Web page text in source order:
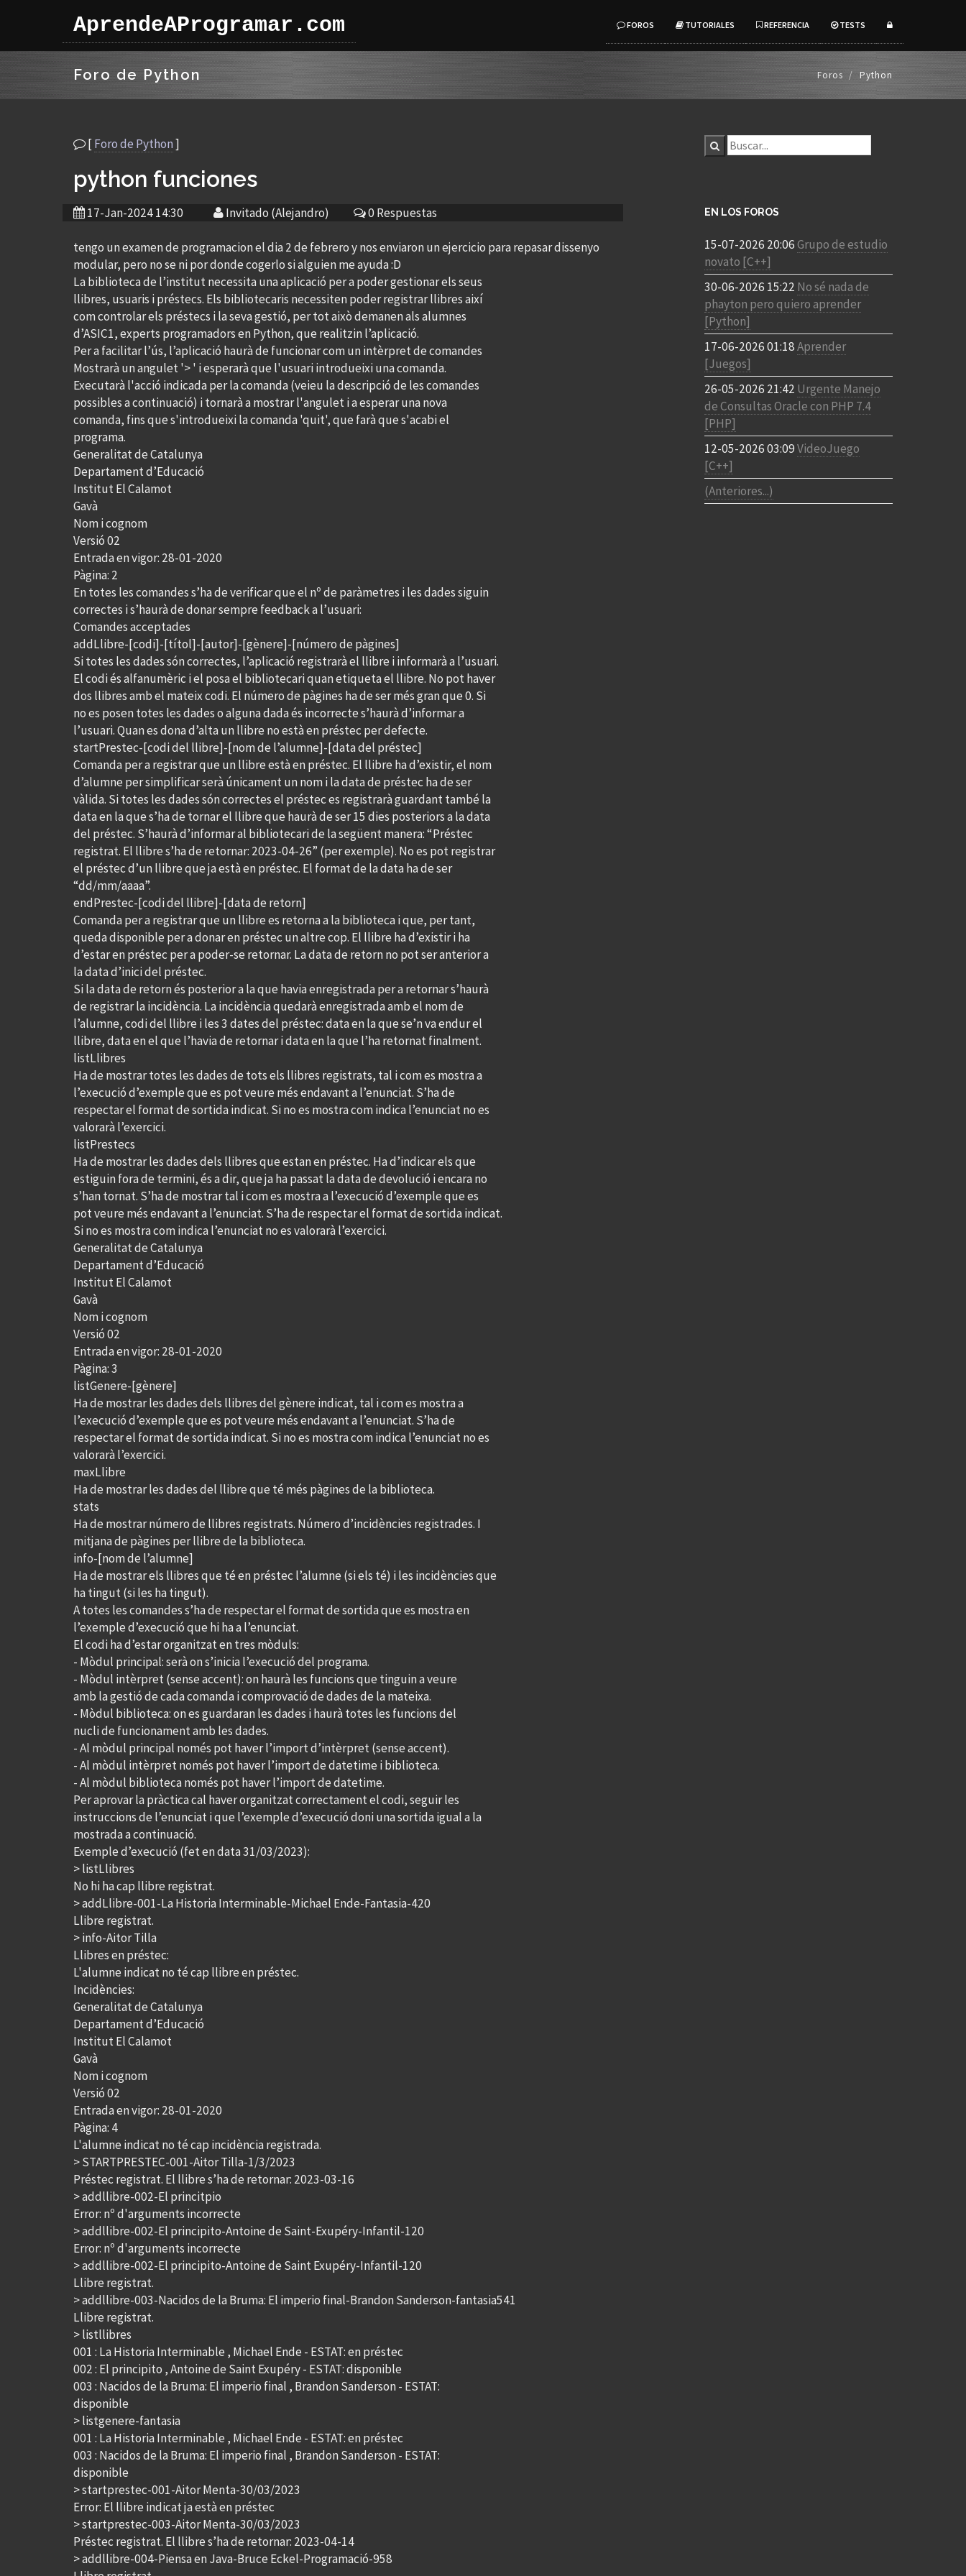
AprendeAProgramar.com FOROS TUTORIALES REFERENCIA TESTS
Foro de Python Foros Python
[Foro de Python]
python funciones
17-Jan-2024 14:30 Invitado (Alejandro) 0 Respuestas
tengo un examen de programacion el dia 2 de febrero y nos enviaron un ejercicio para repasar dissenyo
modular, pero no se ni por donde cogerlo si alguien me ayuda :D
La biblioteca de l’institut necessita una aplicació per a poder gestionar els seus
llibres, usuaris i préstecs. Els bibliotecaris necessiten poder registrar llibres així
com controlar els préstecs i la seva gestió, per tot això demanen als alumnes
d’ASIC1, experts programadors en Python, que realitzin l’aplicació.
Per a facilitar l’ús, l’aplicació haurà de funcionar com un intèrpret de comandes
Mostrarà un angulet '> ' i esperarà que l'usuari introdueixi una comanda.
Executarà l'acció indicada per la comanda (veieu la descripció de les comandes
possibles a continuació) i tornarà a mostrar l'angulet i a esperar una nova
comanda, fins que s'introdueixi la comanda 'quit', que farà que s'acabi el
programa.
Generalitat de Catalunya
Departament d’Educació
Institut El Calamot
Gavà
Nom i cognom
Versió 02
Entrada en vigor: 28-01-2020
Pàgina: 2
En totes les comandes s’ha de verificar que el nº de paràmetres i les dades siguin
correctes i s’haurà de donar sempre feedback a l’usuari:
Comandes acceptades
addLlibre-[codi]-[títol]-[autor]-[gènere]-[número de pàgines]
Si totes les dades són correctes, l’aplicació registrarà el llibre i informarà a l’usuari.
El codi és alfanumèric i el posa el bibliotecari quan etiqueta el llibre. No pot haver
dos llibres amb el mateix codi. El número de pàgines ha de ser més gran que 0. Si
no es posen totes les dades o alguna dada és incorrecte s’haurà d’informar a
l’usuari. Quan es dona d’alta un llibre no està en préstec per defecte.
startPrestec-[codi del llibre]-[nom de l’alumne]-[data del préstec]
Comanda per a registrar que un llibre està en préstec. El llibre ha d’existir, el nom
d’alumne per simplificar serà únicament un nom i la data de préstec ha de ser
vàlida. Si totes les dades són correctes el préstec es registrarà guardant també la
data en la que s’ha de tornar el llibre que haurà de ser 15 dies posteriors a la data
del préstec. S’haurà d’informar al bibliotecari de la següent manera: “Préstec
registrat. El llibre s’ha de retornar: 2023-04-26” (per exemple). No es pot registrar
el préstec d’un llibre que ja està en préstec. El format de la data ha de ser
“dd/mm/aaaa”.
endPrestec-[codi del llibre]-[data de retorn]
Comanda per a registrar que un llibre es retorna a la biblioteca i que, per tant,
queda disponible per a donar en préstec un altre cop. El llibre ha d’existir i ha
d’estar en préstec per a poder-se retornar. La data de retorn no pot ser anterior a
la data d’inici del préstec.
Si la data de retorn és posterior a la que havia enregistrada per a retornar s’haurà
de registrar la incidència. La incidència quedarà enregistrada amb el nom de
l’alumne, codi del llibre i les 3 dates del préstec: data en la que se’n va endur el
llibre, data en el que l’havia de retornar i data en la que l’ha retornat finalment.
listLlibres
Ha de mostrar totes les dades de tots els llibres registrats, tal i com es mostra a
l’execució d’exemple que es pot veure més endavant a l’enunciat. S’ha de
respectar el format de sortida indicat. Si no es mostra com indica l’enunciat no es
valorarà l’exercici.
listPrestecs
Ha de mostrar les dades dels llibres que estan en préstec. Ha d’indicar els que
estiguin fora de termini, és a dir, que ja ha passat la data de devolució i encara no
s’han tornat. S’ha de mostrar tal i com es mostra a l’execució d’exemple que es
pot veure més endavant a l’enunciat. S’ha de respectar el format de sortida indicat.
Si no es mostra com indica l’enunciat no es valorarà l’exercici.
Generalitat de Catalunya
Departament d’Educació
Institut El Calamot
Gavà
Nom i cognom
Versió 02
Entrada en vigor: 28-01-2020
Pàgina: 3
listGenere-[gènere]
Ha de mostrar les dades dels llibres del gènere indicat, tal i com es mostra a
l’execució d’exemple que es pot veure més endavant a l’enunciat. S’ha de
respectar el format de sortida indicat. Si no es mostra com indica l’enunciat no es
valorarà l’exercici.
maxLlibre
Ha de mostrar les dades del llibre que té més pàgines de la biblioteca.
stats
Ha de mostrar número de llibres registrats. Número d’incidències registrades. I
mitjana de pàgines per llibre de la biblioteca.
info-[nom de l’alumne]
Ha de mostrar els llibres que té en préstec l’alumne (si els té) i les incidències que
ha tingut (si les ha tingut).
A totes les comandes s’ha de respectar el format de sortida que es mostra en
l’exemple d’execució que hi ha a l’enunciat.
El codi ha d’estar organitzat en tres mòduls:
- Mòdul principal: serà on s’inicia l’execució del programa.
- Mòdul intèrpret (sense accent): on haurà les funcions que tinguin a veure
amb la gestió de cada comanda i comprovació de dades de la mateixa.
- Mòdul biblioteca: on es guardaran les dades i haurà totes les funcions del
nucli de funcionament amb les dades.
- Al mòdul principal només pot haver l’import d’intèrpret (sense accent).
- Al mòdul intèrpret només pot haver l’import de datetime i biblioteca.
- Al mòdul biblioteca només pot haver l’import de datetime.
Per aprovar la pràctica cal haver organitzat correctament el codi, seguir les
instruccions de l’enunciat i que l’exemple d’execució doni una sortida igual a la
mostrada a continuació.
Exemple d’execució (fet en data 31/03/2023):
> listLlibres
No hi ha cap llibre registrat.
> addLlibre-001-La Historia Interminable-Michael Ende-Fantasia-420
Llibre registrat.
> info-Aitor Tilla
Llibres en préstec:
L'alumne indicat no té cap llibre en préstec.
Incidències:
Generalitat de Catalunya
Departament d’Educació
Institut El Calamot
Gavà
Nom i cognom
Versió 02
Entrada en vigor: 28-01-2020
Pàgina: 4
L'alumne indicat no té cap incidència registrada.
> STARTPRESTEC-001-Aitor Tilla-1/3/2023
Préstec registrat. El llibre s’ha de retornar: 2023-03-16
> addllibre-002-El princitpio
Error: nº d'arguments incorrecte
> addllibre-002-El principito-Antoine de Saint-Exupéry-Infantil-120
Error: nº d'arguments incorrecte
> addllibre-002-El principito-Antoine de Saint Exupéry-Infantil-120
Llibre registrat.
> addllibre-003-Nacidos de la Bruma: El imperio final-Brandon Sanderson-fantasia541
Llibre registrat.
> listllibres
001 : La Historia Interminable , Michael Ende - ESTAT: en préstec
002 : El principito , Antoine de Saint Exupéry - ESTAT: disponible
003 : Nacidos de la Bruma: El imperio final , Brandon Sanderson - ESTAT:
disponible
> listgenere-fantasia
001 : La Historia Interminable , Michael Ende - ESTAT: en préstec
003 : Nacidos de la Bruma: El imperio final , Brandon Sanderson - ESTAT:
disponible
> startprestec-001-Aitor Menta-30/03/2023
Error: El llibre indicat ja està en préstec
> startprestec-003-Aitor Menta-30/03/2023
Préstec registrat. El llibre s’ha de retornar: 2023-04-14
> addllibre-004-Piensa en Java-Bruce Eckel-Programació-958
EN LOS FOROS
15-07-2026 20:06Grupo de estudio
novato [C++]
30-06-2026 15:22 No sé nada de
phayton pero quiero aprender
[Python]
17-06-2026 01:18Aprender
[Juegos]
26-05-2026 21:42 Urgente Manejo
de Consultas Oracle con PHP 7.4
[PHP]
12-05-2026 03:09VideoJuego
[C++]
(Anteriores...)